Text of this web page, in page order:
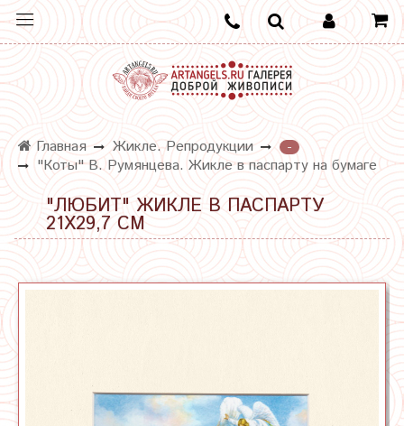
Главная Жикле. Репродукции
-
"Коты" В. Румянцева. Жикле в паспарту на бумаге
"ЛЮБИТ" ЖИКЛЕ В ПАСПАРТУ
21Х29,7 СМ